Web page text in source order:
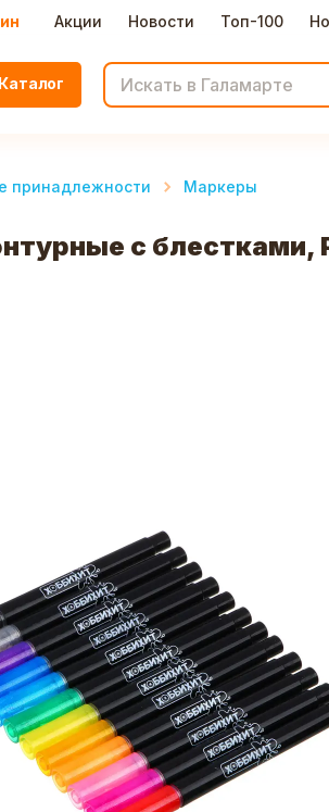
Акции Новости Топ-100
Каталог
принадлежности Маркеры
с блестками,